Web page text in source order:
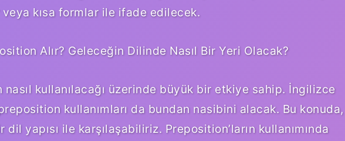
kısa formlar ile ifade edilecek.
Alır? Geleceğin Dilinde Nasıl Bir Yeri Olacak?
kullanılacağı üzerinde büyük bir etkiye sahip. İngilizce
kullanımları da bundan nasibini alacak. Bu konuda,
yapısı ile karşılaşabiliriz. Preposition’ların kullanımında